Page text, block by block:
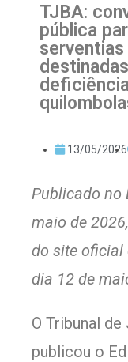
TJBA:
pública
13/05/2026
Publicado no
maio de
do site oficial
dia 12 de
O Tribunal
publicou o